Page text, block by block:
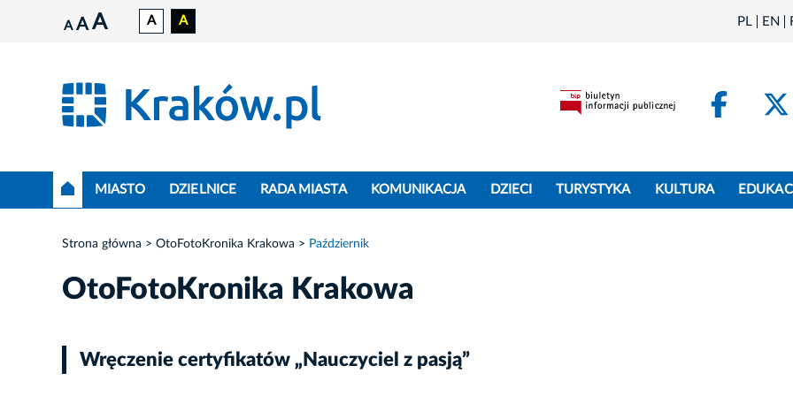
A A A A A PL EN
MIASTO DZIELNICE RADA MIASTA KOMUNIKACJA DZIECI TURYSTYKA KULTURA
Strona główna OtoFotoKronika Krakowa Październik
OtoFotoKronika Krakowa
Wręczenie certyfikatów „Nauczyciel z pasją”